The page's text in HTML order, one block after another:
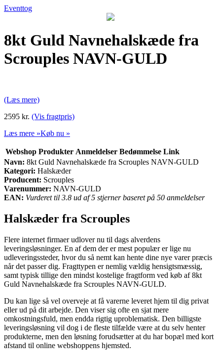
Eventtog
8kt Guld Navnehalskæde fra
Scrouples NAVN-GULD
(Læs mere)
2595 kr. (Vis fragtpris)
Læs mere »Køb nu »
Webshop Produkter Anmeldelser Bedømmelse Link
Navn: 8kt Guld Navnehalskæde fra Scrouples NAVN-GULD
Kategori: Halskæder
Producent: Scrouples
Varenummer: NAVN-GULD
EAN: Vurderet til 3.8 ud af 5 stjerner baseret på 50 anmeldelser
Halskæder fra Scrouples
Flere internet firmaer udlover nu til dags alverdens
leveringsløsninger. En af dem der er mest populær er lige nu
udleveringssteder, hvor du så nemt kan hente dine nye varer præcis
når det passer dig. Fragttypen er nemlig vældig hensigtsmæssig,
samt typisk tillige den mindst kostelige fragtform ved køb af 8kt
Guld Navnehalskæde fra Scrouples NAVN-GULD.
Du kan lige så vel overveje at få varerne leveret hjem til dig privat
eller ud på dit arbejde. Den viser sig ofte en sjat mere
omkostningsfuld, men endda rigtig uproblematisk. Den billigste
leveringsløsning vil dog i de fleste tilfælde være at du selv henter
produkterne, men den løsning forudsætter at du har bopæl med kort
afstand til online webshoppens hjemsted.